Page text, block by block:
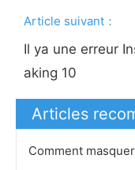
Article suivant：
Il ya une erreur
aking 10
Articles
Comment